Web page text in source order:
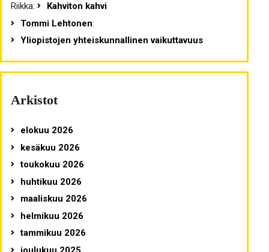
Riikka:
Kahviton kahvi
Tommi Lehtonen:
Yliopistojen yhteiskunnallinen vaikuttavuus
Arkistot
elokuu 2026
kesäkuu 2026
toukokuu 2026
huhtikuu 2026
maaliskuu 2026
helmikuu 2026
tammikuu 2026